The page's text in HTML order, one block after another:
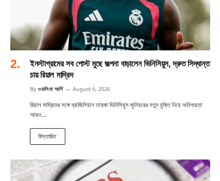
ইনস্টাগ্রামের সব পোস্ট মুছে জল্পনা বাড়ালেন ভিনিসিয়ুস, দ্রুত সিদ্ধান্ত
চায় রিয়াল মাদ্রিদ
By ওয়াসিমা আর্শি August 6, 2026
রিয়াল মাদ্রিদের সঙ্গে ব্রাজিলিয়ান তারকা ভিনিসিয়ুস জুনিয়রের নতুন চুক্তি নিয়ে অনিশ্চয়তা
আরও…
বিস্তারিত